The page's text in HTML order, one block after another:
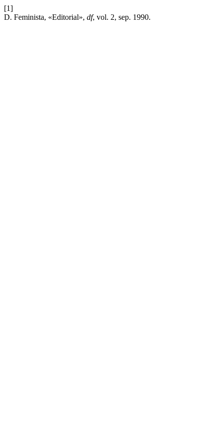
[1]
D. Feminista, «Editorial», df, vol. 2, sep. 1990.